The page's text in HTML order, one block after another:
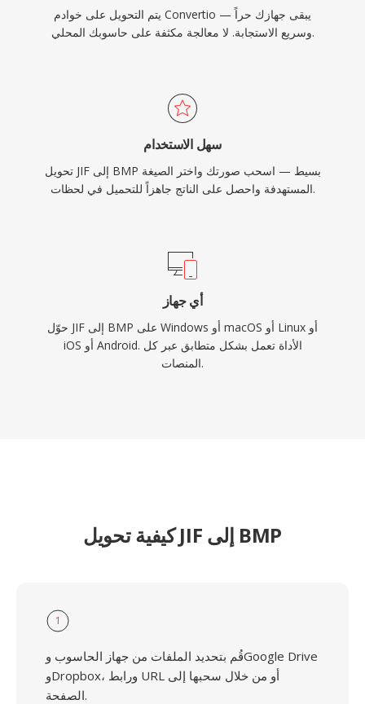
يتم التحويل على خوادم Convertio — يبقى جهازك حراً
وسريع الاستجابة. لا معالجة مكثفة على حاسوبك المحلي.
سهل الاستخدام
تحويل JIF إلى BMP بسيط — اسحب صورتك واختر الصيغة
المستهدفة واحصل على الناتج جاهزاً للتحميل في لحظات.
أي جهاز
حوّل JIF إلى BMP على Windows أو macOS أو Linux أو
iOS أو Android. الأداة تعمل بشكل متطابق عبر كل
المنصات.
كيفية تحويل JIF إلى BMP
1
قُم بتحديد الملفات من جهاز الحاسوب وGoogle Drive
وDropbox، ورابط URL أو من خلال سحبها إلى
الصفحة.